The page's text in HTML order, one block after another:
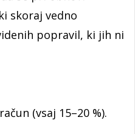
skoraj vedno
popravil, ki jih ni
(vsaj 15–20 %).